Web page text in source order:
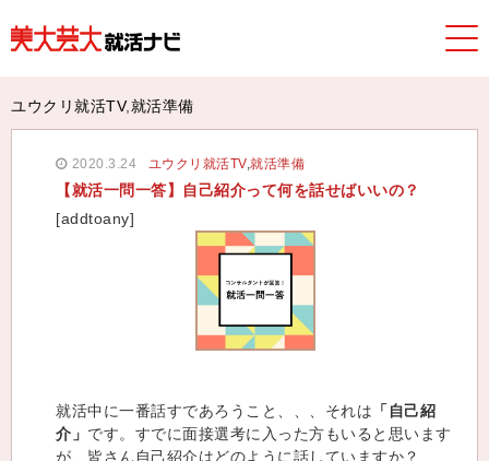
美大芸大就活ナビ>TOPICS
> 【就
ユウクリ就活TV,就活準備
2020.3.24 ユウクリ就活TV,就活準備
【就活一問一答】自己紹介って何を話せばいいの？
[addtoany]
就活中に一番話すであろうこと、、、それは 「自己紹
介」 です。すでに面接選考に入った方もいると思います
が、皆さん自己紹介はどのように話していますか？